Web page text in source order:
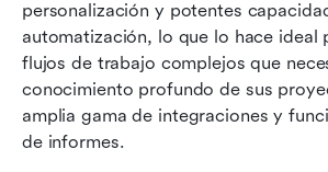
personalización y potentes
automatización, lo que lo hace ideal
flujos de trabajo complejos que
conocimiento profundo de sus
amplia gama de integraciones y
de informes.